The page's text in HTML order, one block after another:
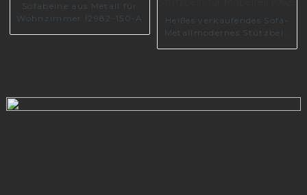
Sofabeine aus Metall für
Wohnzimmer I2982-150-A
Heißes verkaufendes Sofa-
Metallmodernes Stützbein